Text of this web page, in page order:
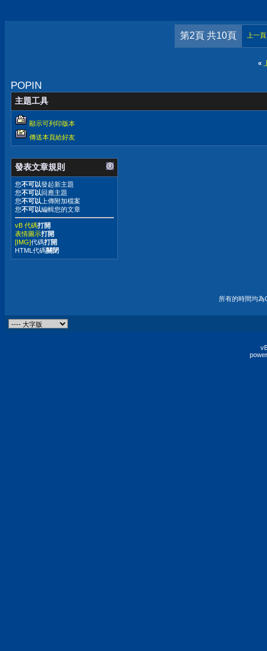
第2頁 共10頁 上一頁
«
POPIN
主題工具
顯示可列印版本
傳送本頁給好友
發表文章規則
您不可以發起新主題
您不可以回應主題
您不可以 上傳附加檔案
您不可以編輯您的文章
vB 代碼打開
表情圖示打開
[IMG]代碼打開
HTML代碼關閉
所有的時間均為